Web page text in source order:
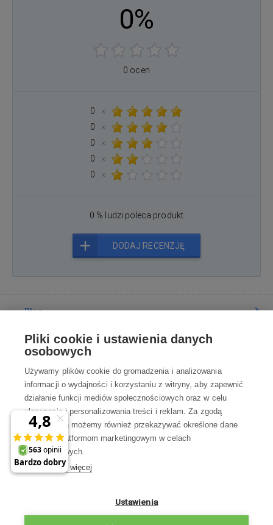
0%
0 ocen
0
×
0
×
0
×
0
×
0
×
0 % ludzi poleca produkt
DODAJ RECENZJĘ
Blog
Poradnia
Wszystko o zakupach
Kontakt
Skontaktuj się z Nami
Pon-Pt 8:00—17:00
na pierwsze zakupy?
Pliki cookie i ustawienia danych
osobowych
Używamy plików cookie do gromadzenia i analizowania
informacji o wydajności i korzystaniu z witryny, aby zapewnić
działanie funkcji mediów społecznościowych oraz w celu
ulepszania i personalizowania treści i reklam. Za zgodą
użytkownika możemy również przekazywać określone dane
osobowe platformom marketingowym w celach
marketingowych.
Dowiedz się więcej
Ustawienia